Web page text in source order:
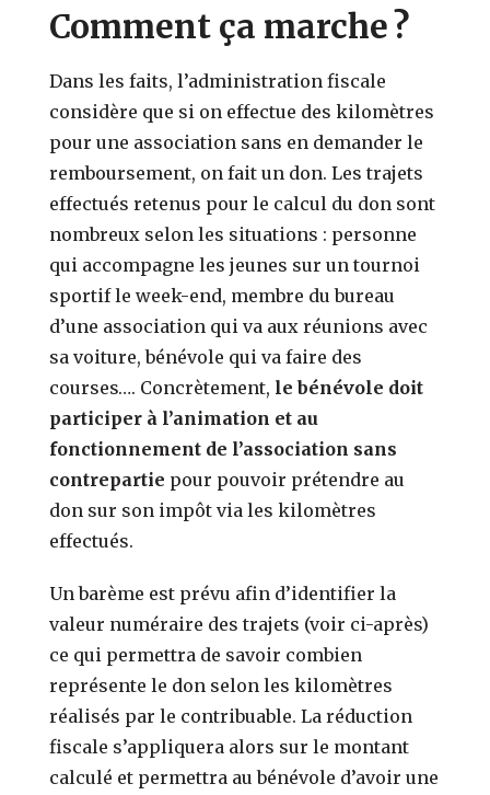
Comment ça marche ?
Dans les faits, l’administration fiscale
considère que si on effectue des kilomètres
pour une association sans en demander le
remboursement, on fait un don. Les trajets
effectués retenus pour le calcul du don sont
nombreux selon les situations : personne
qui accompagne les jeunes sur un tournoi
sportif le week-end, membre du bureau
d’une association qui va aux réunions avec
sa voiture, bénévole qui va faire des
courses…. Concrètement, le bénévole doit
participer à l’animation et au
fonctionnement de l’association sans
contrepartie pour pouvoir prétendre au
don sur son impôt via les kilomètres
effectués.
Un barème est prévu afin d’identifier la
valeur numéraire des trajets (voir ci-après)
ce qui permettra de savoir combien
représente le don selon les kilomètres
réalisés par le contribuable. La réduction
fiscale s’appliquera alors sur le montant
calculé et permettra au bénévole d’avoir une